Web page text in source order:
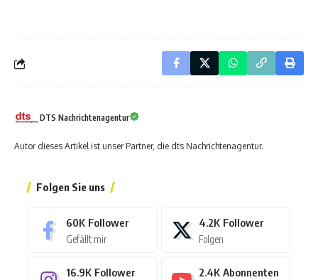
DTS Nachrichtenagentur
Autor dieses Artikel ist unser Partner, die dts Nachrichtenagentur.
Folgen Sie uns
60K Follower
Gefällt mir
4.2K Follower
Folgen
16.9K Follower 2.4K Abonnenten